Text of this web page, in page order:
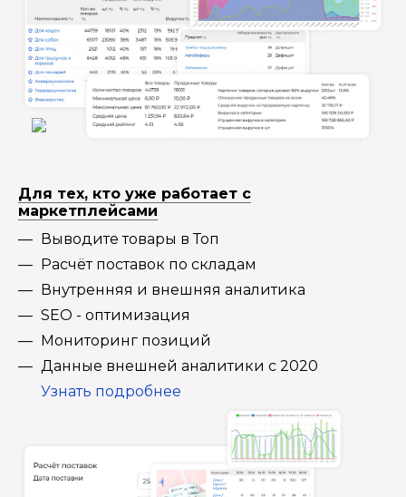
Для тех, кто уже работает с
маркетплейсами
Выводите товары в Топ
Расчёт поставок по складам
Внутренняя и внешняя аналитика
SEO - оптимизация
Мониторинг позиций
Данные внешней аналитики с 2020
Узнать подробнее